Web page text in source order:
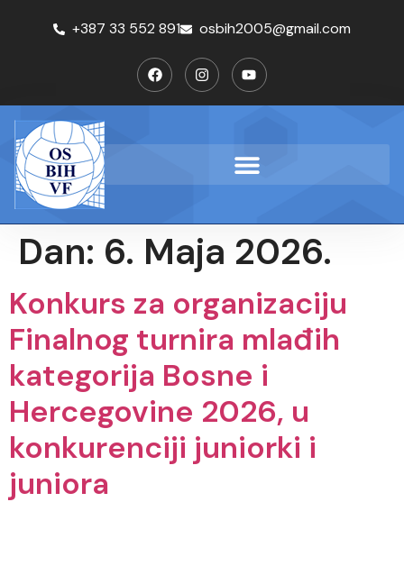
+387 33 552 891 osbih2005@gmail.com
Dan: 6. Maja 2026.
Konkurs za organizaciju
Finalnog turnira mlađih
kategorija Bosne i
Hercegovine 2026, u
konkurenciji juniorki i
juniora